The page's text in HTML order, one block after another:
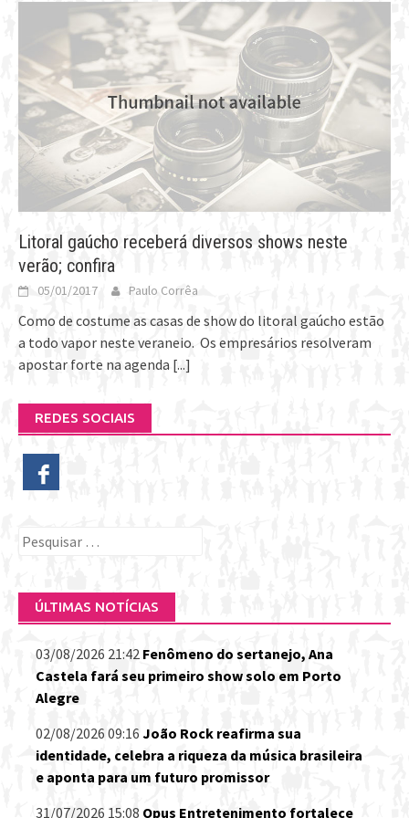
Litoral gaúcho receberá diversos shows neste
verão; confira
05/01/2017 Paulo Corrêa
Como de costume as casas de show do litoral gaúcho estão
a todo vapor neste veraneio. Os empresários resolveram
apostar forte na agenda [...]
REDES SOCIAIS
Pesquisar
ÚLTIMAS NOTÍCIAS
03/08/2026 21:42 Fenômeno do sertanejo, Ana
Castela fará seu primeiro show solo em Porto
Alegre
02/08/2026 09:16 João Rock reafirma sua
identidade, celebra a riqueza da música brasileira
e aponta para um futuro promissor
31/07/2026 15:08 Opus Entretenimento fortalece